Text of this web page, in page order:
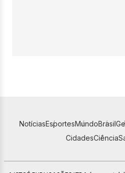
NotíciasEsportesMundoBrasil
CidadesCiência